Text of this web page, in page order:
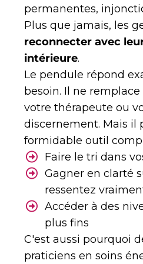
permanentes,
Plus que jamais, les
reconnecter avec
intérieure.
Le pendule répond
besoin. Il ne
votre thérapeute ou
discernement. Mais il
formidable outil
Faire le tri dans
Gagner en clarté
ressentez
Accéder à des
plus fins
C'est aussi pourquoi
praticiens en soins